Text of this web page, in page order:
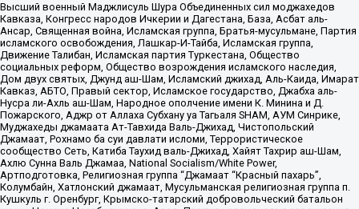
Высший военный Маджлисуль Шура Объединенных сил моджахедов
Кавказа, Конгресс народов Ичкерии и Дагестана, База, Асбат аль-
Ансар, Священная война, Исламская группа, Братья-мусульмане, Партия
исламского освобождения, Лашкар-И-Тайба, Исламская группа,
Движение Талибан, Исламская партия Туркестана, Общество
социальных реформ, Общество возрождения исламского наследия,
Дом двух святых, Джунд аш-Шам, Исламский джихад, Аль-Каида, Имарат
Кавказ, АБТО, Правый сектор, Исламское государство, Джабха аль-
Нусра ли-Ахль аш-Шам, Народное ополчение имени К. Минина и Д.
Пожарского, Аджр от Аллаха Субхану уа Тагьаля SHAM, АУМ Синрике,
Муджахеды джамаата Ат-Тавхида Валь-Джихад, Чистопольский
Джамаат, Рохнамо ба суи давлати исломи, Террористическое
сообщество Сеть, Катиба Таухид валь-Джихад, Хайят Тахрир аш-Шам,
Ахлю Сунна Валь Джамаа, National Socialism/White Power,
Артподготовка, Религиозная группа “Джамаат “Красный пахарь”,
Колумбайн, Хатлонский джамаат, Мусульманская религиозная группа п.
Кушкуль г. Оренбург, Крымско-татарский добровольческий батальон